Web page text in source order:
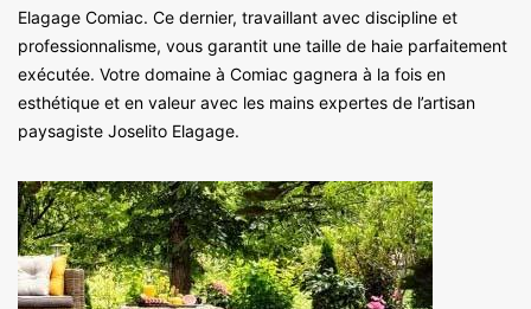
Elagage Comiac. Ce dernier, travaillant avec discipline et
professionnalisme, vous garantit une taille de haie parfaitement
exécutée. Votre domaine à Comiac gagnera à la fois en
esthétique et en valeur avec les mains expertes de l’artisan
paysagiste Joselito Elagage.